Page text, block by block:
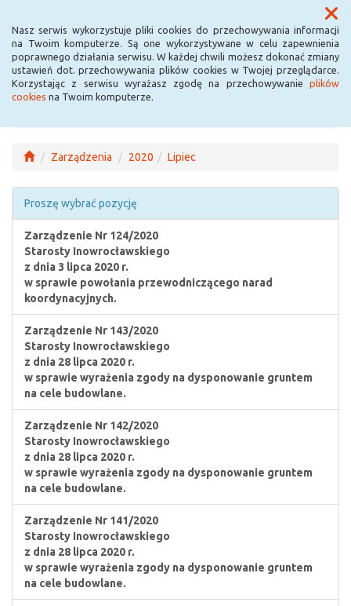
Nasz serwis wykorzystuje pliki cookies do przechowywania informacji
na Twoim komputerze. Są one wykorzystywane w celu zapewnienia
poprawnego działania serwisu. W każdej chwili możesz dokonać zmiany
ustawień dot. przechowywania plików cookies w Twojej przeglądarce.
Korzystając z serwisu wyrażasz zgodę na przechowywanie plików
cookies na Twoim komputerze.
Menu
Zarządzenia 2020 Lipiec
Proszę wybrać pozycję
Zarządzenie Nr 124/2020
Starosty Inowrocławskiego
z dnia 3 lipca 2020 r.
w sprawie powołania przewodniczącego narad
koordynacyjnych.
Zarządzenie Nr 143/2020
Starosty Inowrocławskiego
z dnia 28 lipca 2020 r.
w sprawie wyrażenia zgody na dysponowanie gruntem
na cele budowlane.
Zarządzenie Nr 142/2020
Starosty Inowrocławskiego
z dnia 28 lipca 2020 r.
w sprawie wyrażenia zgody na dysponowanie gruntem
na cele budowlane.
Zarządzenie Nr 141/2020
Starosty Inowrocławskiego
z dnia 28 lipca 2020 r.
w sprawie wyrażenia zgody na dysponowanie gruntem
na cele budowlane.